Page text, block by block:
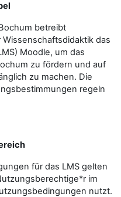
betreibt
das
Moodle, um das
zu fördern und auf
zu machen. Die
regeln
für das LMS gelten
im
nutzt.